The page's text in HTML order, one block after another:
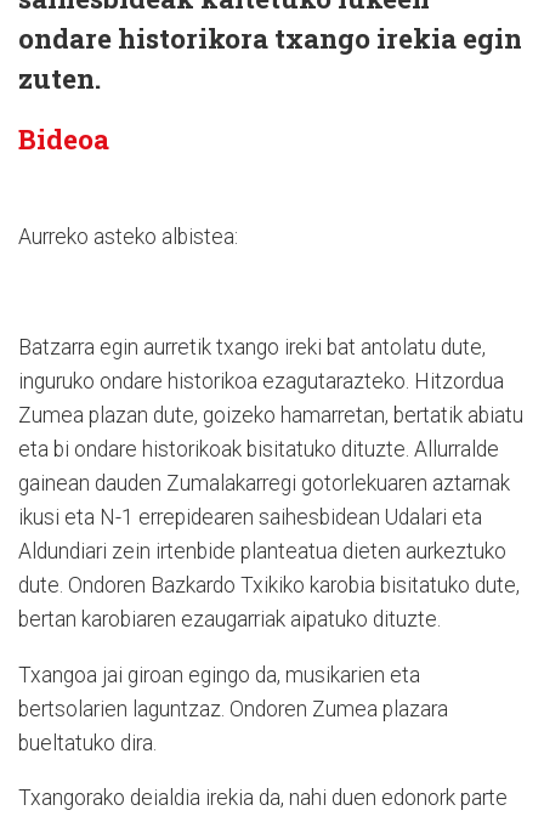
ondare historikora txango irekia egin
zuten.
Bideoa
Aurreko asteko albistea:
Batzarra egin aurretik txango ireki bat antolatu dute,
inguruko ondare historikoa ezagutarazteko. Hitzordua
Zumea plazan dute, goizeko hamarretan, bertatik abiatu
eta bi ondare historikoak bisitatuko dituzte. Allurralde
gainean dauden Zumalakarregi gotorlekuaren aztarnak
ikusi eta N-1 errepidearen saihesbidean Udalari eta
Aldundiari zein irtenbide planteatua dieten aurkeztuko
dute. Ondoren Bazkardo Txikiko karobia bisitatuko dute,
bertan karobiaren ezaugarriak aipatuko dituzte.
Txangoa jai giroan egingo da, musikarien eta
bertsolarien laguntzaz. Ondoren Zumea plazara
bueltatuko dira.
Txangorako deialdia irekia da, nahi duen edonork parte